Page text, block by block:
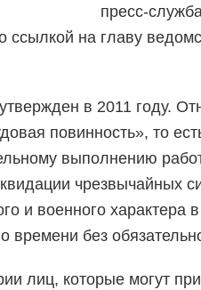
пресс-
ссылкой на главу
в 2011 году.
повинность», то
выполнению
чрезвычайных
и военного характера
времени без
лиц, которые могут